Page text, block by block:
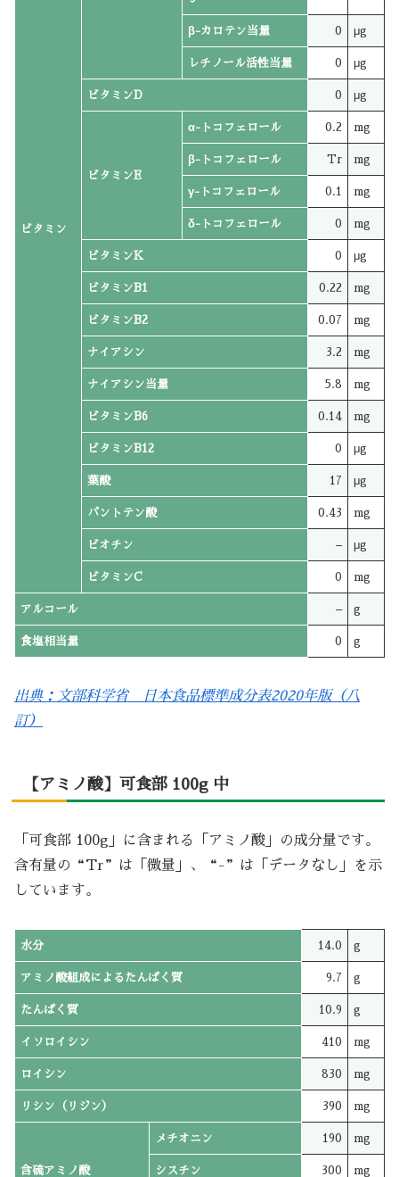
ビタミン
β-カロテン当量 0 μg
レチノール活性当量 0 μg
ビタミンD 0 μg
ビタミンE
α-トコフェロール 0.2 mg
β-トコフェロール Tr mg
γ-トコフェロール 0.1 mg
δ-トコフェロール 0 mg
ビタミンK 0 μg
ビタミンB1 0.22 mg
ビタミンB2 0.07 mg
ナイアシン 3.2 mg
ナイアシン当量 5.8 mg
ビタミンB6 0.14 mg
ビタミンB12 0 μg
葉酸 17 μg
パントテン酸 0.43 mg
ビオチン – μg
ビタミンC 0 mg
アルコール – g
食塩相当量 0 g
出典：文部科学省 日本食品標準成分表2020年版（八
訂）
【アミノ酸】可食部 100g 中
「可食部 100g」に含まれる「アミノ酸」の成分量です。
含有量の“Tr”は「微量」、“-”は「データなし」を示
しています。
水分 14.0 g
アミノ酸組成によるたんぱく質 9.7 g
たんぱく質 10.9 g
イソロイシン 410 mg
ロイシン 830 mg
リシン（リジン） 390 mg
含硫アミノ酸
メチオニン 190 mg
シスチン 300 mg